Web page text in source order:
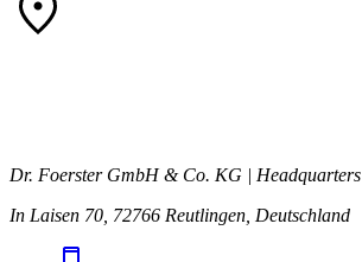
Dr. Foerster GmbH & Co. KG | Headquarters
In Laisen 70, 72766 Reutlingen, Deutschland